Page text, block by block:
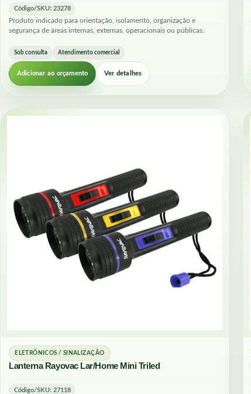
Código/SKU: 23278
Produto indicado para orientação, isolamento, organização e
segurança de áreas internas, externas, operacionais ou públicas.
Sob consulta Atendimento comercial
Adicionar ao orçamento Ver detalhes
ELETRÔNICOS / SINALIZAÇÃO
Lanterna Rayovac Lar/Home Mini Triled
Código/SKU: 27118